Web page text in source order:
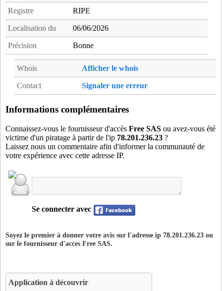
orc59- Orchies (11 km)
ost59
osy02- Oisy (16 km)
pon59- Pont-a-Marcq (18 km)
rac59- Raches (7 km)
rai59- Raimbeaucourt (11 km)
ram59
rly59- Rieulay (3 km)
ros59- Rosult (13 km)
rum59- Rumegies (16 km)
rwn59 - Roost-Warendin (9 km)
ss859- Somain (5 km)
sta59
tem59
thi59- Thiant (19 km)
- Thumeries (17 km)
vxc59- Vieux Conde (14 km)
Registre RIPE
Localisation du 06/06/2026
Précision Bonne
Whois Afficher le whois
Contact Signaler une erreur
Informations complémentaires
Connaissez-vous le fournisseur d'accès Free SAS ou avez-vous été
victime d'un piratage à partir de l'ip 78.201.236.23 ?
Laissez nous un commentaire afin d'informer la communauté de
votre expérience avec cette adresse IP.
Se connecter avec
Soyez le premier à donner votre avis sur l'adresse ip 78.201.236.23 ou
sur le fournisseur d'acces Free SAS.
Application à découvrir